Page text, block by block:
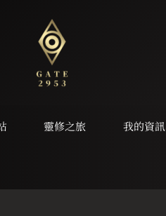
靈修之旅 我的資訊